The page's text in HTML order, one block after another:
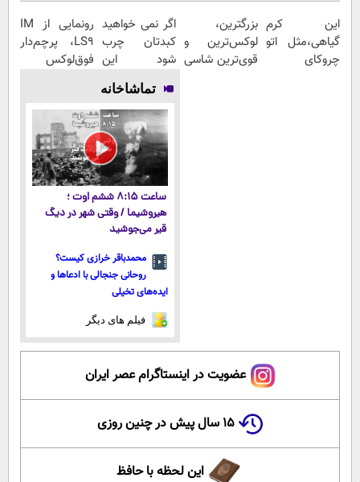
این کرم
گیاهی،مثل اتو
چروکای
بزرگترین،
لوکس‌ترین و
قوی‌ترین شاسی
اگر نمی خواهید
کبدتان چرب
شود این
نوشیدنی خوش
طعم را بنوشید
رونمایی از IM
LS9، پرچم‌دار
فوق‌لوکس
تماشاخانه
ساعت ۸:۱۵ ششم اوت ؛
هیروشیما / وقتی شهر در دیگ
قیر می‌جوشید
محمدباقر خرازی کیست؟
روحانی جنجالی با ادعاها و
ایده‌های تخیلی
فیلم های دیگر
عضویت در اینستاگرام عصر ایران
۱۵ سال پیش در چنین روزی
این لحظه با حافظ